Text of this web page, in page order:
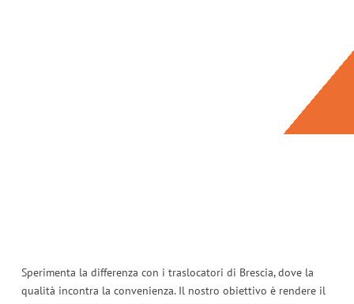
Sperimenta la differenza con i traslocatori di Brescia, dove la
qualità incontra la convenienza. Il nostro obiettivo è rendere il